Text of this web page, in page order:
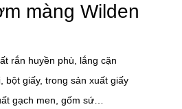
màng Wilden
rắn huyền phù, lắng cặn
bột giấy, trong sản xuất giấy
gạch men, gốm sứ…